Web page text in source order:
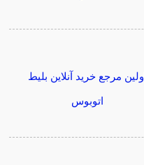
اولین مرجع خرید آنلاین بلیط
اتوبوس